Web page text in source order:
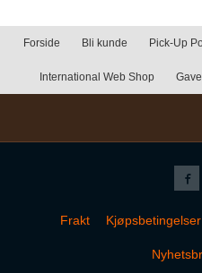
Forside Bli kunde Pick-Up
International Web Shop
Frakt Kjøpsbetingelser